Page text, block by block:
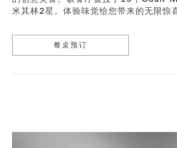
米其林2星。体验味觉给您带来的无限惊
餐桌预订